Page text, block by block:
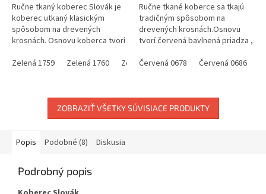
Ručne tkaný koberec Slovák je
koberec utkaný klasickým
spôsobom na drevených
krosnách. Osnovu koberca tvorí
útku (materiál, ktorý sa používa
Zelená 1759 Zelená 1760 Zelená 1770 Zelená 1778 Zelená
Ručne tkané koberce sa tkajú
tradičným spôsobom na
drevených krosnách.Osnovu
tvorí červená bavlnená priadza ,
Do útku, to je materiál s ktorým
Červená 0678 Červená 0686
ZOBRAZIŤ VŠETKY SÚVISIACE PRODUKTY
Popis Podobné (8) Diskusia
Podrobný popis